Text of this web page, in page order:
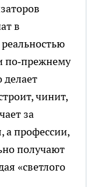
в
по‑прежнему
делает
чинит,
за
а профессии,
получают
«светлого